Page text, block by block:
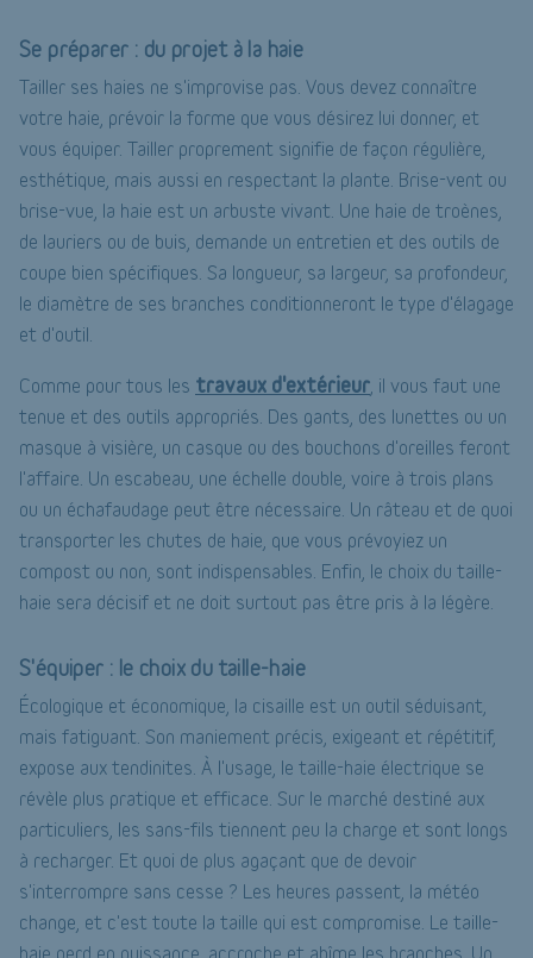
Se préparer : du projet à la haie
Tailler ses haies ne s'improvise pas. Vous devez connaître
votre haie, prévoir la forme que vous désirez lui donner, et
vous équiper. Tailler proprement signifie de façon régulière,
esthétique, mais aussi en respectant la plante. Brise-vent ou
brise-vue, la haie est un arbuste vivant. Une haie de troènes,
de lauriers ou de buis, demande un entretien et des outils de
coupe bien spécifiques. Sa longueur, sa largeur, sa profondeur,
le diamètre de ses branches conditionneront le type d'élagage
et d'outil.
Comme pour tous les travaux d'extérieur , il vous faut une
tenue et des outils appropriés. Des gants, des lunettes ou un
masque à visière, un casque ou des bouchons d'oreilles feront
l'affaire. Un escabeau, une échelle double, voire à trois plans
ou un échafaudage peut être nécessaire. Un râteau et de quoi
transporter les chutes de haie, que vous prévoyiez un
compost ou non, sont indispensables. Enfin, le choix du taille-
haie sera décisif et ne doit surtout pas être pris à la légère.
S'équiper : le choix du taille-haie
Écologique et économique, la cisaille est un outil séduisant,
mais fatiguant. Son maniement précis, exigeant et répétitif,
expose aux tendinites. À l'usage, le taille-haie électrique se
révèle plus pratique et efficace. Sur le marché destiné aux
particuliers, les sans-fils tiennent peu la charge et sont longs
à recharger. Et quoi de plus agaçant que de devoir
s'interrompre sans cesse ? Les heures passent, la météo
change, et c'est toute la taille qui est compromise. Le taille-
haie perd en puissance, accroche et abîme les branches. Un